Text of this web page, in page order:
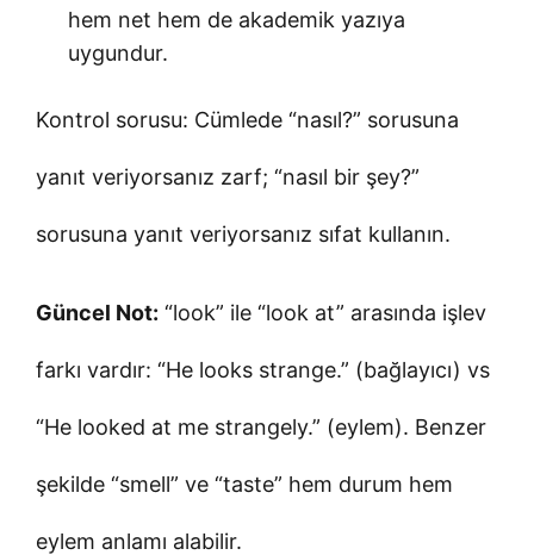
hem net hem de akademik yazıya
uygundur.
Kontrol sorusu: Cümlede “nasıl?” sorusuna
yanıt veriyorsanız zarf; “nasıl bir şey?”
sorusuna yanıt veriyorsanız sıfat kullanın.
Güncel Not: “look” ile “look at” arasında işlev
farkı vardır: “He looks strange.” (bağlayıcı) vs
“He looked at me strangely.” (eylem). Benzer
şekilde “smell” ve “taste” hem durum hem
eylem anlamı alabilir.